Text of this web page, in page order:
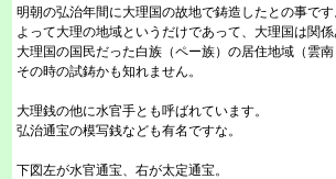
明朝の弘治年間に大理国の故地で鋳造したとの事で
よって大理の地域というだけであって、大理国は関
大理国の国民だった白族（ペー族）の居住地域（雲
その時の試鋳かも知れません。
大理銭の他に水官手とも呼ばれています。
弘治通宝の模写銭なども有名ですな。
下図左が水官通宝、右が太定通宝。